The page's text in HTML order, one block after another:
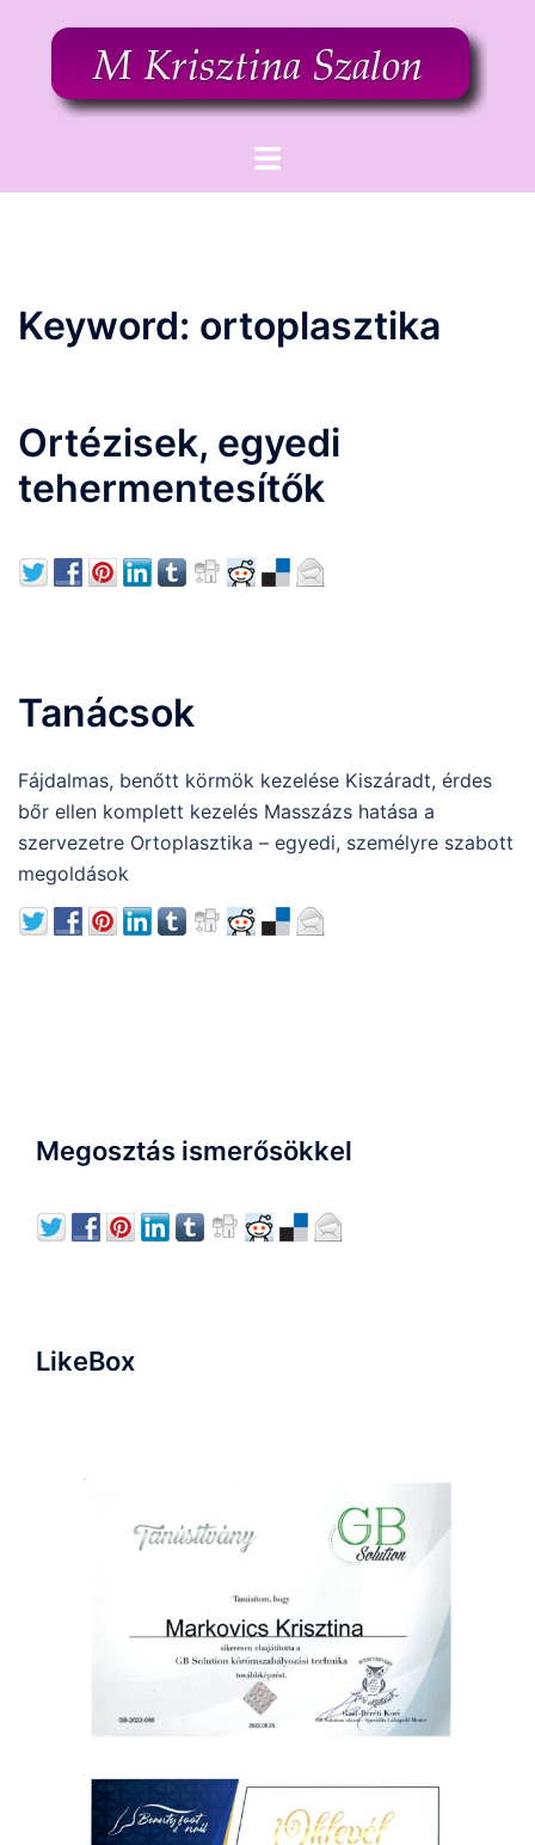
Toggle
Keyword: ortoplasztika
Ortézisek, egyedi
tehermentesítők
Tanácsok
Fájdalmas, benőtt körmök kezelése Kiszáradt, érdes
bőr ellen komplett kezelés Masszázs hatása a
szervezetre Ortoplasztika – egyedi, személyre szabott
megoldások
Megosztás ismerősökkel
LikeBox